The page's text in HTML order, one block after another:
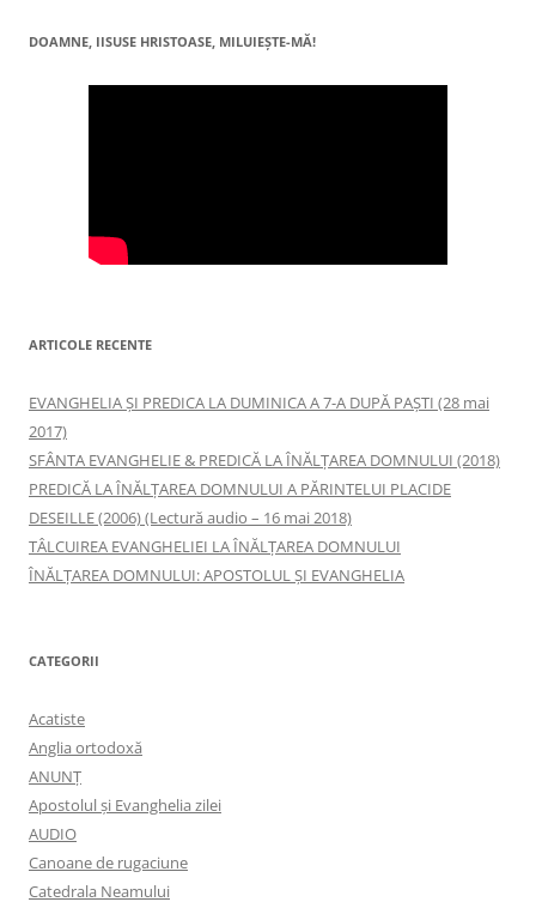
DOAMNE, IISUSE HRISTOASE, MILUIEŞTE-MĂ!
ARTICOLE RECENTE
EVANGHELIA ȘI PREDICA LA DUMINICA A 7-A DUPĂ PAȘTI (28 mai
2017)
SFÂNTA EVANGHELIE & PREDICĂ LA ÎNĂLŢAREA DOMNULUI (2018)
PREDICĂ LA ÎNĂLŢAREA DOMNULUI A PĂRINTELUI PLACIDE
DESEILLE (2006) (Lectură audio – 16 mai 2018)
TÂLCUIREA EVANGHELIEI LA ÎNĂLŢAREA DOMNULUI
ÎNĂLŢAREA DOMNULUI: APOSTOLUL ȘI EVANGHELIA
CATEGORII
Acatiste
Anglia ortodoxă
ANUNŢ
Apostolul şi Evanghelia zilei
AUDIO
Canoane de rugaciune
Catedrala Neamului